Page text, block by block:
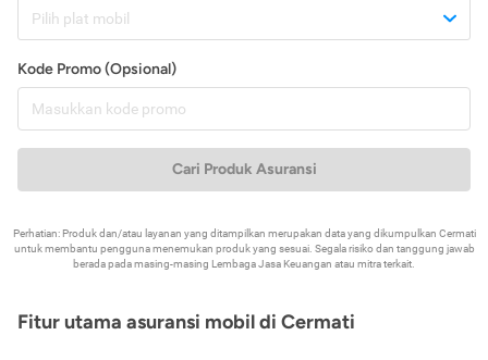
Pilih plat mobil
Kode Promo (Opsional)
Cari Produk Asuransi
Perhatian: Produk dan/atau layanan yang ditampilkan merupakan data yang dikumpulkan Cermati
untuk membantu pengguna menemukan produk yang sesuai. Segala risiko dan tanggung jawab
berada pada masing-masing Lembaga Jasa Keuangan atau mitra terkait.
Fitur utama asuransi mobil di Cermati